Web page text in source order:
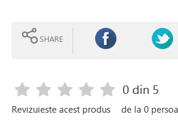
SHARE
Revizuieste acest produs
0 din 5
de la0